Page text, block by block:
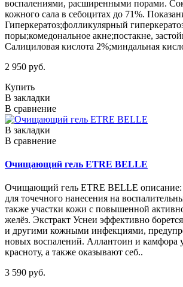
воспалениями, расширенными порами.
кожного сала в себоцитах до 71%.
Гиперкератоз;фолликулярный
поры;комедональное акне;постакне,
Салициловая кислота 2%;миндальная
2 950 руб.
Купить
В закладки
В сравнение
В закладки
В сравнение
Очищающий гель ETRE BELLE
Очищающий гель ETRE BELLE описание:
для точечного нанесения на
также участки кожи с повышенной
желёз. Экстракт Уснеи эффективно
и другими кожными инфекциями,
новых воспалений. Аллантоин и камфора
красноту, а также оказывают себ..
3 590 руб.